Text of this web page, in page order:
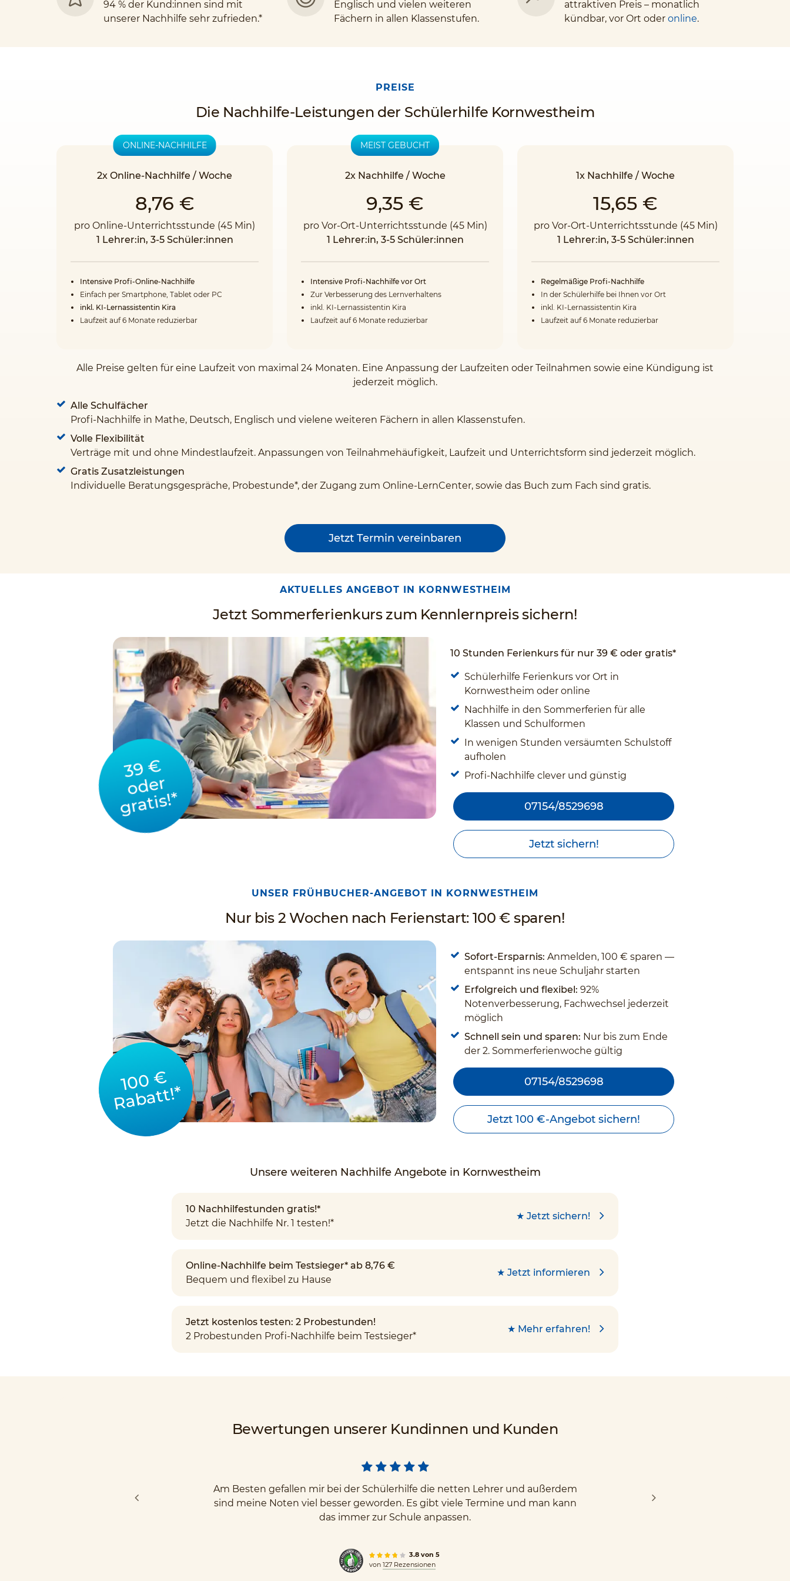
94 % der Kund:innen sind mit
unserer Nachhilfe sehr zufrieden.*
Englisch und vielen weiteren
Fächern in allen Klassenstufen.
attraktiven Preis – monatlich
kündbar, vor Ort oder online.
PREISE
Die Nachhilfe-Leistungen der Schülerhilfe Kornwestheim
MEIST GEBUCHT
2x Nachhilfe / Woche
9,35 €
pro Vor-Ort-Unterrichtsstunde (45 Min)
1 Lehrer:in, 3-5 Schüler:innen
Intensive Profi-Nachhilfe vor Ort
Zur Verbesserung des Lernverhaltens
inkl. KI-Lernassistentin Kira
Laufzeit auf 6 Monate reduzierbar
ONLINE-NACHHILFE
2x Online-Nachhilfe / Woche
8,76 €
pro Online-Unterrichtsstunde (45 Min)
1 Lehrer:in, 3-5 Schüler:innen
Intensive Profi-Online-Nachhilfe
Einfach per Smartphone, Tablet oder PC
inkl. KI-Lernassistentin Kira
Laufzeit auf 6 Monate reduzierbar
1x Nachhilfe / Woche
15,65 €
pro Vor-Ort-Unterrichtsstunde (45 Min)
1 Lehrer:in, 3-5 Schüler:innen
Regelmäßige Profi-Nachhilfe
In der Schülerhilfe bei Ihnen vor Ort
inkl. KI-Lernassistentin Kira
Laufzeit auf 6 Monate reduzierbar
Alle Preise gelten für eine Laufzeit von maximal 24 Monaten. Eine Anpassung der Laufzeiten oder Teilnahmen sowie eine Kündigung ist
jederzeit möglich.
Alle Schulfächer
Profi-Nachhilfe in Mathe, Deutsch, Englisch und vielene weiteren Fächern in allen Klassenstufen.
Volle Flexibilität
Verträge mit und ohne Mindestlaufzeit. Anpassungen von Teilnahmehäufigkeit, Laufzeit und Unterrichtsform sind jederzeit möglich.
Gratis Zusatzleistungen
Individuelle Beratungsgespräche, Probestunde*, der Zugang zum Online-LernCenter, sowie das Buch zum Fach sind gratis.
Jetzt Termin vereinbaren
AKTUELLES ANGEBOT IN KORNWESTHEIM
Jetzt Sommerferienkurs zum Kennlernpreis sichern!
39 €
oder
gratis!*
10 Stunden Ferienkurs für nur 39 € oder gratis*
Schülerhilfe Ferienkurs vor Ort in
Kornwestheim oder online
Nachhilfe in den Sommerferien für alle
Klassen und Schulformen
In wenigen Stunden versäumten Schulstoff
aufholen
Profi-Nachhilfe clever und günstig
07154/8529698
Jetzt sichern!
UNSER FRÜHBUCHER-ANGEBOT IN KORNWESTHEIM
Nur bis 2 Wochen nach Ferienstart: 100 € sparen!
100 €
Rabatt!*
Sofort-Ersparnis: Anmelden, 100 € sparen —
entspannt ins neue Schuljahr starten
Erfolgreich und flexibel: 92%
Notenverbesserung, Fachwechsel jederzeit
möglich
Schnell sein und sparen: Nur bis zum Ende
der 2. Sommerferienwoche gültig
07154/8529698
Jetzt 100 €-Angebot sichern!
Unsere weiteren Nachhilfe Angebote in Kornwestheim
10 Nachhilfestunden gratis!*
Jetzt die Nachhilfe Nr. 1 testen!*
★ Jetzt sichern!
Online-Nachhilfe beim Testsieger* ab 8,76 €
Bequem und flexibel zu Hause
★ Jetzt informieren
Jetzt kostenlos testen: 2 Probestunden!
2 Probestunden Profi-Nachhilfe beim Testsieger*
★ Mehr erfahren!
Bewertungen unserer Kundinnen und Kunden
Am Besten gefallen mir bei der Schülerhilfe die netten Lehrer und außerdem
sind meine Noten viel besser geworden. Es gibt viele Termine und man kann
das immer zur Schule anpassen.
3.8 von 5
von 127 Rezensionen